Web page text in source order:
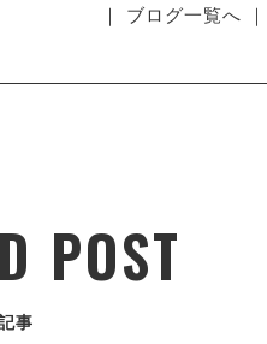
｜ ブログ一覧へ ｜
POST
事